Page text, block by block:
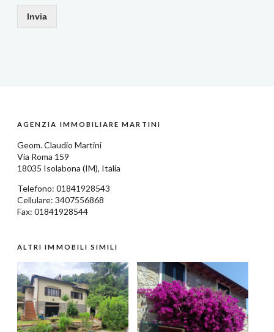
Invia
AGENZIA IMMOBILIARE MARTINI
Geom.Claudio Martini
Via Roma 159
18035 Isolabona (IM), Italia
Telefono: 01841928543
Cellulare: 3407556868
Fax: 01841928544
ALTRI IMMOBILI SIMILI